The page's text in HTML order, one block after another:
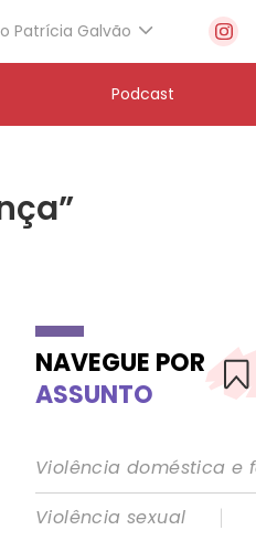
Patrícia Galvão
Podcast
NAVEGUE POR
ASSUNTO
Violência doméstica e
Violência sexual
|